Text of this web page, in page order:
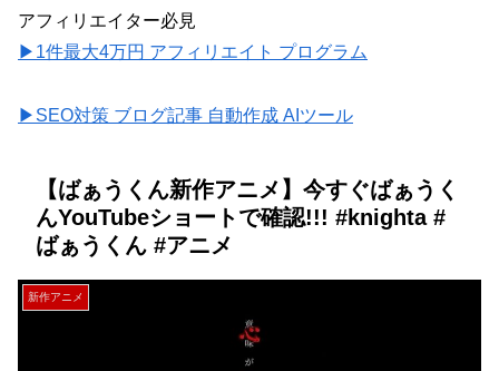
アフィリエイター必見
▶1件最大4万円 アフィリエイト プログラム
▶SEO対策 ブログ記事 自動作成 AIツール
【ばぁうくん新作アニメ】今すぐばぁうく
んYouTubeショートで確認!!! #knighta #
ばぁうくん #アニメ
新作アニメ